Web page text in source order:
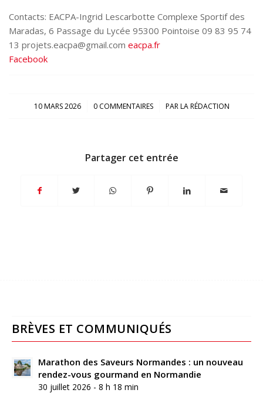
Contacts: EACPA-Ingrid Lescarbotte Complexe Sportif des
Maradas, 6 Passage du Lycée 95300 Pointoise 09 83 95 74
13 projets.eacpa@gmail.com eacpa.fr
Facebook
10 MARS 2026
/ 0 COMMENTAIRES
/ PARLA RÉDACTION
Partager cet entrée
BRÈVES ET COMMUNIQUÉS
Marathon des Saveurs Normandes : un nouveau
rendez-vous gourmand en Normandie
30 juillet 2026 - 8 h 18 min